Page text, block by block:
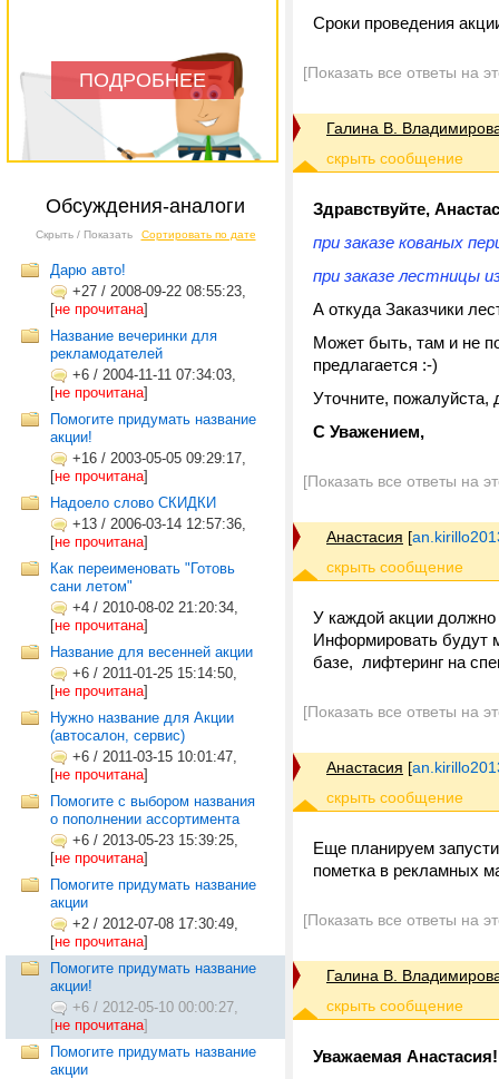
ПОДРОБНЕЕ
Обсуждения-аналоги
Скрыть / Показать Сортировать по дате
Дарю авто!
+27 / 2008-09-22 08:55:23,
[не прочитана]
Название вечеринки для
рекламодателей
+6 / 2004-11-11 07:34:03,
[не прочитана]
Помогите придумать название
акции!
+16 / 2003-05-05 09:29:17,
[не прочитана]
Надоело слово СКИДКИ
+13 / 2006-03-14 12:57:36,
[не прочитана]
Как переименовать "Готовь
сани летом"
+4 / 2010-08-02 21:20:34,
[не прочитана]
Название для весенней акции
+6 / 2011-01-25 15:14:50,
[не прочитана]
Нужно название для Акции
(автосалон, сервис)
+6 / 2011-03-15 10:01:47,
[не прочитана]
Помогите с выбором названия
о пополнении ассортимента
+6 / 2013-05-23 15:39:25,
[не прочитана]
Помогите придумать название
акции
+2 / 2012-07-08 17:30:49,
[не прочитана]
Помогите придумать название
акции!
+6 / 2012-05-10 00:00:27,
[не прочитана]
Помогите придумать название
акции
Сроки проведения
[Показать все ответы на
Галина В.
Здравствуйте,
при заказе кованых
при заказе лестницы
А откуда Заказчики
Может быть, там и не
предлагается :-)
Уточните, пожалуйста,
С Уважением,
[Показать все ответы на
Анастасия [
У каждой акции должно
Информировать будут
базе, лифтеринг на
[Показать все ответы на
Анастасия [
Еще планируем
пометка в рекламных
[Показать все ответы на
Галина В.
Уважаемая Анастасия!